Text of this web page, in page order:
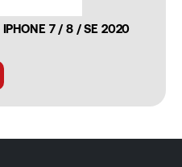
7 / 8 / SE 2020